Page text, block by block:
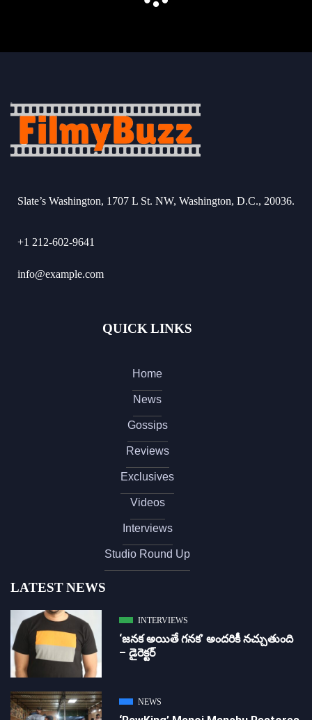
Slate’s Washington, 1707 L St. NW, Washington, D.C., 20036.
+1 212-602-9641
info@example.com
QUICK LINKS
Home
News
Gossips
Reviews
Exclusives
Videos
Interviews
Studio Round Up
LATEST NEWS
INTERVIEWS
‘జ‌న‌క అయితే గ‌న‌క‌’ అందరికీ నచ్చుతుంది
– డైరెక్ట‌ర్
NEWS